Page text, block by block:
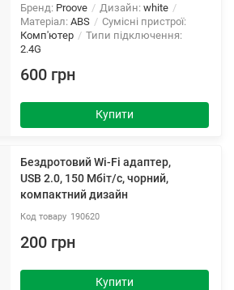
Бренд: Proove Дизайн: white
Матеріал: ABS
Сумісні пристрої:
Комп'ютер
Типи підключення:
2.4G
600 грн
Купити
Бездротовий Wi-Fi адаптер,
USB 2.0, 150 Мбіт/с, чорний,
компактний дизайн
190620
200 грн
Купити